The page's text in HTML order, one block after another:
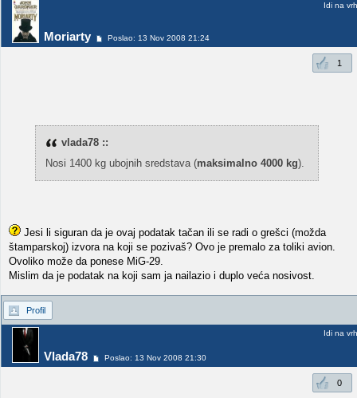
Moriarty Poslao: 13 Nov 2008 21:24
Idi na vrh
1
vlada78 ::
Nosi 1400 kg ubojnih sredstava (maksimalno 4000 kg).
Jesi li siguran da je ovaj podatak tačan ili se radi o grešci (možda
štamparskoj) izvora na koji se pozivaš? Ovo je premalo za toliki avion.
Ovoliko može da ponese MiG-29.
Mislim da je podatak na koji sam ja nailazio i duplo veća nosivost.
Profil
Vlada78 Poslao: 13 Nov 2008 21:30
Idi na vrh
0